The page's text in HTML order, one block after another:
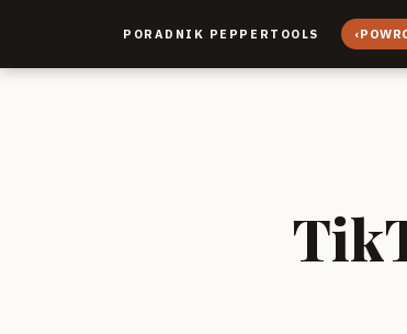
PORADNIK PEPPERTOOLS ‹